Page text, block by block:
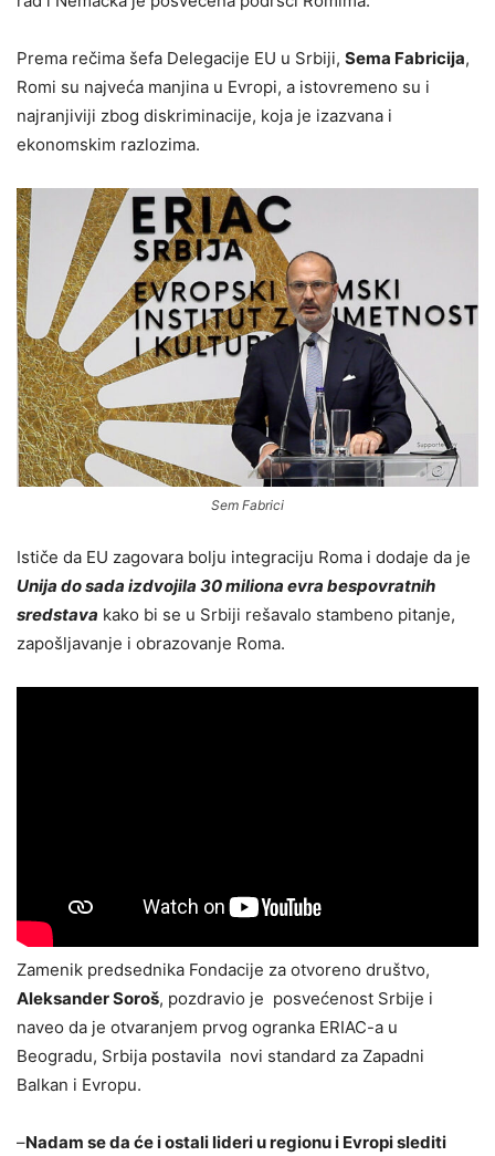
Prema rečima šefa Delegacije EU u Srbiji, Sema Fabricija,
Romi su najveća manjina u Evropi, a istovremeno su i
najranjiviji zbog diskriminacije, koja je izazvana i
ekonomskim razlozima.
Sem Fabrici
Ističe da EU zagovara bolju integraciju Roma i dodaje da je
Unija do sada izdvojila 30 miliona evra bespovratnih
sredstava kako bi se u Srbiji rešavalo stambeno pitanje,
zapošljavanje i obrazovanje Roma.
Zamenik predsednika Fondacije za otvoreno društvo,
Aleksander Soroš, pozdravio je posvećenost Srbije i
naveo da je otvaranjem prvog ogranka ERIAC-a u
Beogradu, Srbija postavila novi standard za Zapadni
Balkan i Evropu.
–Nadam se da će i ostali lideri u regionu i Evropi slediti